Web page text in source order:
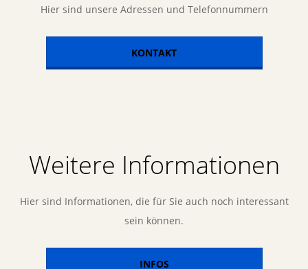
Hier sind unsere Adressen und Telefonnummern
KONTAKT
Weitere Informationen
Hier sind Informationen, die für Sie auch noch interessant
sein können.
INFOS